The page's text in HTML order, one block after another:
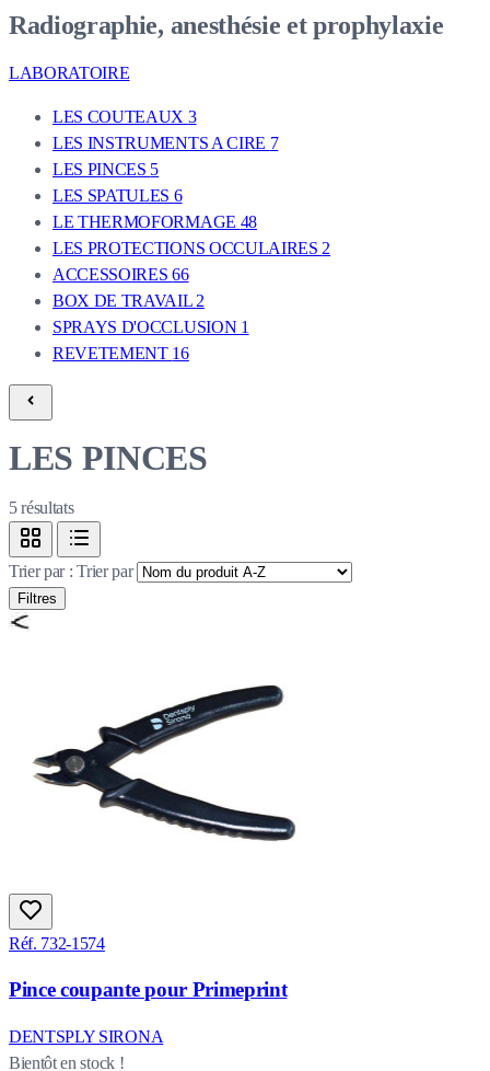
Radiographie, anesthésie et prophylaxie
LABORATOIRE
LES COUTEAUX 3
LES INSTRUMENTS A CIRE 7
LES PINCES 5
LES SPATULES 6
LE THERMOFORMAGE 48
LES PROTECTIONS OCCULAIRES 2
ACCESSOIRES66
BOX DE TRAVAIL 2
SPRAYS D'OCCLUSION 1
REVETEMENT 16
LES PINCES
5résultats
Trier par :Trier par
Filtres
Réf. 732-1574
Pince coupante pour Primeprint
DENTSPLY SIRONA
Bientôt en stock !